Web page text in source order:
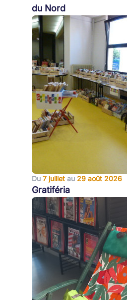
du Nord
Du 7 juillet au 29 août 2026
Gratiféria